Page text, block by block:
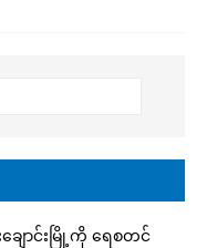
ျောင်းမြို့ကို ရေစတင်